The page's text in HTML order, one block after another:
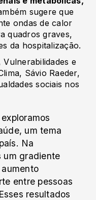
sugere que
ondas de calor
quadros graves,
da hospitalização.
e
Sávio Raeder,
sociais nos
um tema
Na
um gradiente
entre pessoas
resultados